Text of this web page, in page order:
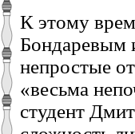
К этому
Бондаревым
непростые
«весьма
студент